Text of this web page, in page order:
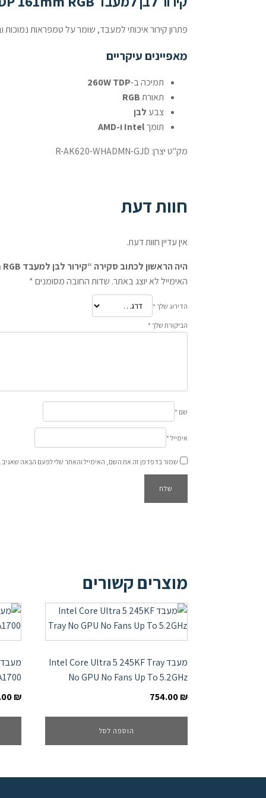
פתרון קירור איכותי למעבד, שומר על טמפראות נמוכות
מאפיינים עיקריים
תמיכה ב-260W TDP
תאורתRGB
צבע לבן
תומךIntel ו-AMD
מק"ט יצרן: R-AK620-WHADMN-GJD
חוות דעת
אין עדיין חוות דעת.
היה הראשון לכתוב סקירה “קירור לבן למעבד Deep COOL AK620 DIGITAL SE WH 260W TDP 161mm RGB”
האימייל לא יוצג באתר. שדות החובה מסומנים*
הדירוג שלך *
הביקורת שלך *
שם *
אימייל *
שמור בדפדפן זה את השם, האימייל והאתר שלי לפעם הבאה שאגיב.
מוצרים קשורים
מעבד Intel Core Ultra 5 245KF Tray
No GPU No Fans Up To 5.2GHz
754.00₪
הוספה לסל
₪